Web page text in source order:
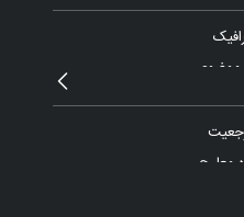
ها
معارج